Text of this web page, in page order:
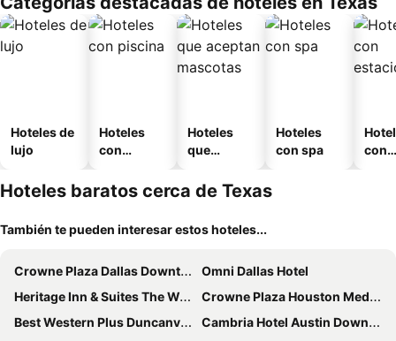
Hoteles de
lujo
Hoteles
con
Hoteles
que
mascotas
Hoteles
con spa
con
Hoteles baratos cerca de Texas
También te pueden interesar estos hoteles...
Crowne Plaza Dallas Downtown By Ihg
Omni Dallas Hotel
Heritage Inn & Suites The Woodlands, Trademark by Wyndham
Crowne Plaza Houston Med Ctr-Galleria Area by IHG
Best Western Plus Duncanville Dallas
Cambria Hotel Austin Downtown